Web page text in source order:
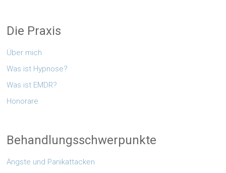
Die Praxis
Über mich
Was ist Hypnose?
Was ist EMDR?
Honorare
Behandlungsschwerpunkte
Ängste und Panikattacken